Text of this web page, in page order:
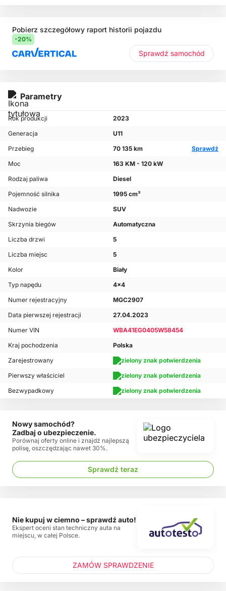
Pobierz szczegółowy raport historii pojazdu
-20%
Sprawdź samochód
Parametry
Rok produkcji
2023
Generacja
U11
Przebieg
70 135 km
Sprawdź
Moc
163 KM - 120 kW
Rodzaj paliwa
Diesel
Pojemność silnika
1995 cm³
Nadwozie
SUV
Skrzynia biegów
Automatyczna
Liczba drzwi
5
Liczba miejsc
5
Kolor
Biały
Typ napędu
4x4
Numer rejestracyjny
MGC2907
Data pierwszej rejestracji
27.04.2023
Numer VIN
WBA41EG0405W58454
Kraj pochodzenia
Polska
Zarejestrowany
Pierwszy właściciel
Bezwypadkowy
Nowy samochód?
Zadbaj o ubezpieczenie.
Porównaj oferty online i znajdź najlepszą
polisę, oszczędzając nawet 30%.
Sprawdź teraz
Nie kupuj w ciemno – sprawdź auto!
Ekspert oceni stan techniczny auta na
miejscu, w całej Polsce.
ZAMÓW SPRAWDZENIE